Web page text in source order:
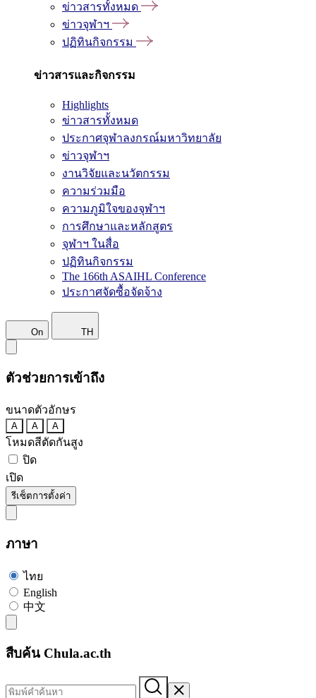
ข่าวสารทั้งหมด
ข่าวจุฬาฯ
ปฏิทินกิจกรรม
ข่าวสารและกิจกรรม
Highlights
ข่าวสารทั้งหมด
ประกาศจุฬาลงกรณ์มหาวิทยาลัย
ข่าวจุฬาฯ
งานวิจัยและนวัตกรรม
ความร่วมมือ
ความภูมิใจของจุฬาฯ
การศึกษาและหลักสูตร
จุฬาฯ ในสื่อ
ปฏิทินกิจกรรม
The 166th ASAIHL Conference
ประกาศจัดซื้อจัดจ้าง
On TH
ตัวช่วยการเข้าถึง
ขนาดตัวอักษร
A A A
โหมดสีตัดกันสูง
ปิด
เปิด
รีเซ็ตการตั้งค่า
ภาษา
ไทย
English
中文
สืบค้น Chula.ac.th